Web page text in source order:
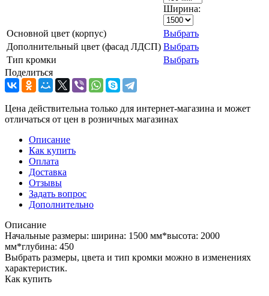
Ширина:
Основной цвет (корпус)
Выбрать
Дополнительный цвет (фасад ЛДСП) Выбрать
Тип кромки
Выбрать
Поделиться
Цена действительна только для интернет-магазина и может
отличаться от цен в розничных магазинах
Описание
Как купить
Оплата
Доставка
Отзывы
Задать вопрос
Дополнительно
Описание
Начальные размеры: ширина: 1500 мм*высота: 2000
мм*глубина: 450
Выбрать размеры, цвета и тип кромки можно в изменениях
характеристик.
Как купить